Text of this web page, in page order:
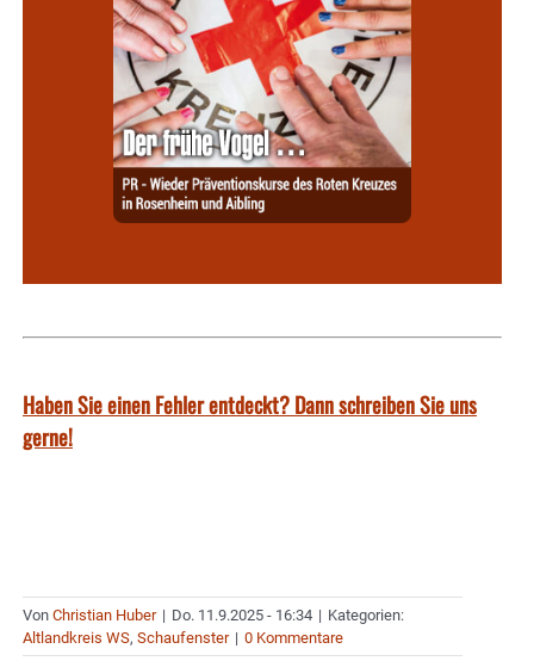
Haben Sie einen Fehler entdeckt? Dann schreiben Sie uns
gerne!
Von Christian Huber | Do. 11.9.2025 - 16:34 | Kategorien:
Altlandkreis WS, Schaufenster | 0 Kommentare